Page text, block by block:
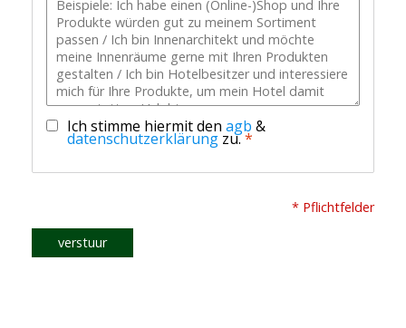
Ich stimme hiermit den agb &
datenschutzerklärung zu.*
* Pflichtfelder
verstuur